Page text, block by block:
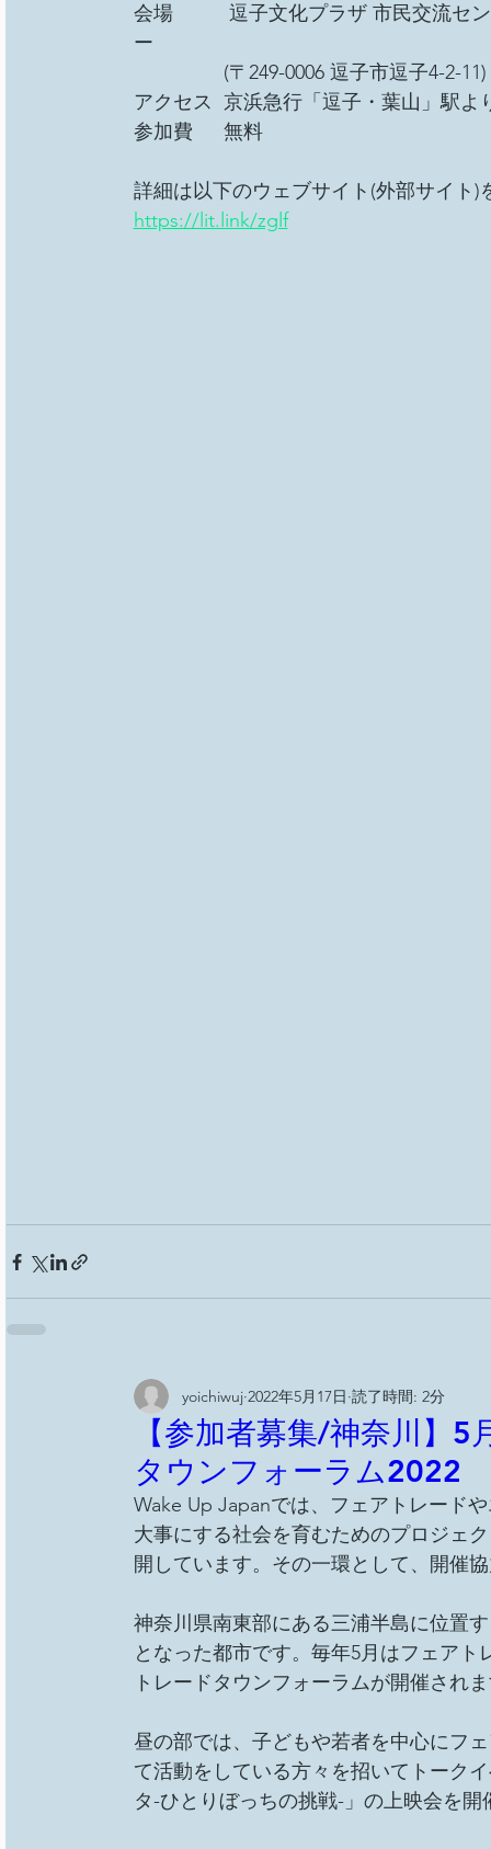
会場　　   逗子文化プラザ 市民交流セ
ー
(〒249-0006 逗子市逗子4-2-11)
アクセス  京浜急行「逗子・葉山」駅
参加費　  無料
詳細は以下のウェブサイト(外部サイト)
https://lit.link/zglf
【参加者募集/神奈川】
タウンフォーラム2022
yoichiwuj 2022年5月17日 読了時間: 2分
Wake Up Japanでは、フェアトレード
大事にする社会を育むためのプロジェ
開しています。その一環として、開催
神奈川県南東部にある三浦半島に位置
となった都市です。毎年5月はフェア
トレードタウンフォーラムが開催され
昼の部では、子どもや若者を中心にフ
て活動をしている方々を招いてトーク
タ-ひとりぼっちの挑戦-」の上映会を開